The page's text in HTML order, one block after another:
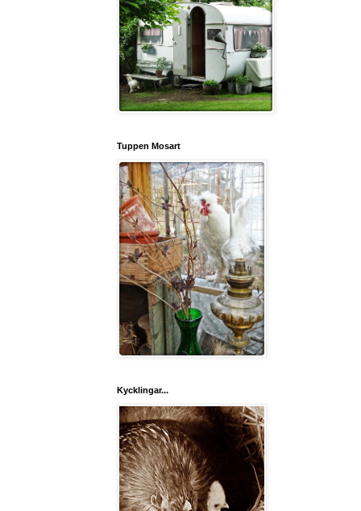
Tuppen Mosart
Kycklingar...